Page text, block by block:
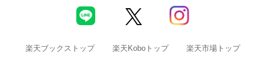
楽天ブックストップ 楽天Koboトップ 楽天市場トップ